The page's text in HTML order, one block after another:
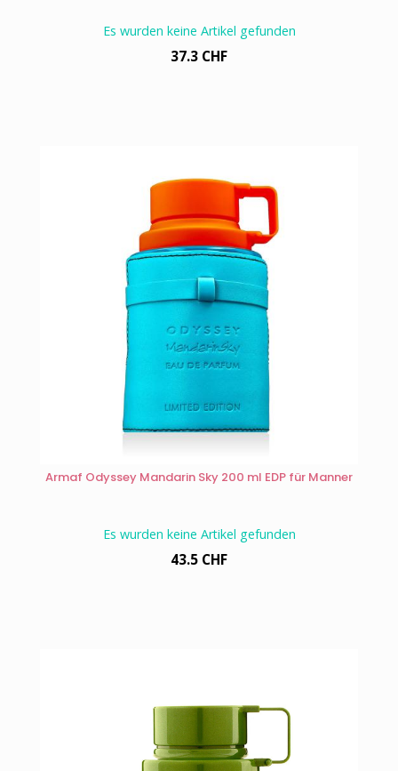
Es wurden keine Artikel gefunden
37.3 CHF
Armaf Odyssey Mandarin Sky 200 ml EDP für Manner
Es wurden keine Artikel gefunden
43.5 CHF